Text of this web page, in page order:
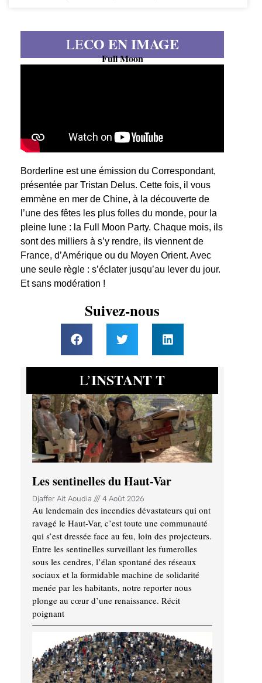
LECO EN IMAGE
Full Moon
Borderline est une émission du Correspondant,
présentée par Tristan Delus. Cette fois, il vous
emmène en mer de Chine, à la découverte de
l’une des fêtes les plus folles du monde, pour la
pleine lune : la Full Moon Party. Chaque mois, ils
sont des milliers à s’y rendre, ils viennent de
France, d’Amérique ou du Moyen Orient. Avec
une seule règle : s’éclater jusqu’au lever du jour.
Et sans modération !
Suivez-nous
L’INSTANT T
Les sentinelles du Haut-Var
Djaffer Ait Aoudia 4 Août 2026
Au lendemain des incendies dévastateurs qui ont
ravagé le Haut-Var, c’est toute une communauté
qui s’est dressée face au feu, loin des projecteurs.
Entre les sentinelles surveillant les fumerolles
sous les cendres, l’élan spontané des réseaux
sociaux et la formidable machine de solidarité
menée par les habitants, notre reporter nous
plonge au cœur d’une renaissance. Récit
poignant